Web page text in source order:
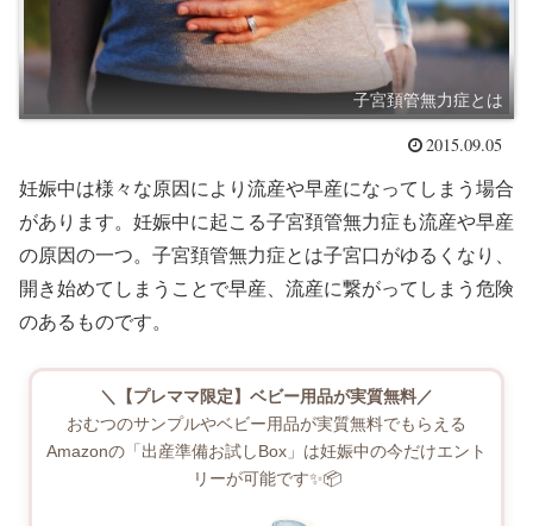
子宮頚管無力症とは
2015.09.05
妊娠中は様々な原因により流産や早産になってしまう場合
があります。妊娠中に起こる子宮頚管無力症も流産や早産
の原因の一つ。子宮頚管無力症とは子宮口がゆるくなり、
開き始めてしまうことで早産、流産に繋がってしまう危険
のあるものです。
＼【プレママ限定】ベビー用品が実質無料／
おむつのサンプルやベビー用品が実質無料でもらえる
Amazonの「出産準備お試しBox」は妊娠中の今だけエント
リーが可能です✨📦